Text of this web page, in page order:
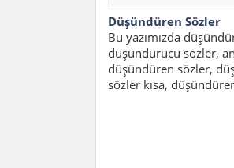
Düşündüren Sözler
Bu yazımızda
düşündürücü sözler,
düşündüren sözler,
sözler kısa,